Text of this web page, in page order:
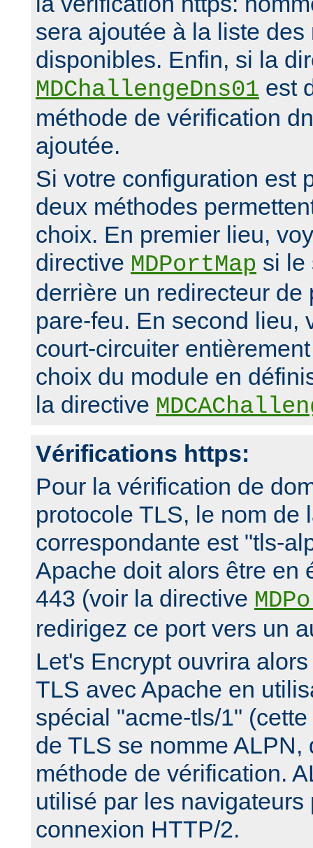
sera ajoutée à la liste des
disponibles. Enfin, si la
MDChallengeDns01 est
méthode de vérification
ajoutée.
Si votre configuration est
deux méthodes
choix. En premier lieu,
directive MDPortMap si le
derrière un redirecteur de
pare-feu. En second lieu,
court-circuiter
choix du module en
la directive
Vérifications https:
Pour la vérification de
protocole TLS, le nom de
correspondante est "tls-
Apache doit alors être en
443 (voir la directive
redirigez ce port vers un
Let's Encrypt ouvrira
TLS avec Apache en
spécial "acme-tls/1"
de TLS se nomme ALPN,
méthode de vérification.
utilisé par les navigateurs
connexion HTTP/2.